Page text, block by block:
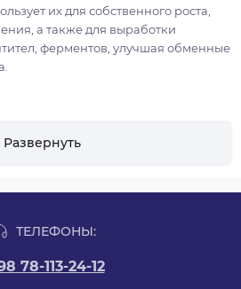
их для собственного роста,
а также для выработки
ферментов, улучшая обменные
Развернуть
ТЕЛЕФОНЫ:
78-113-24-12